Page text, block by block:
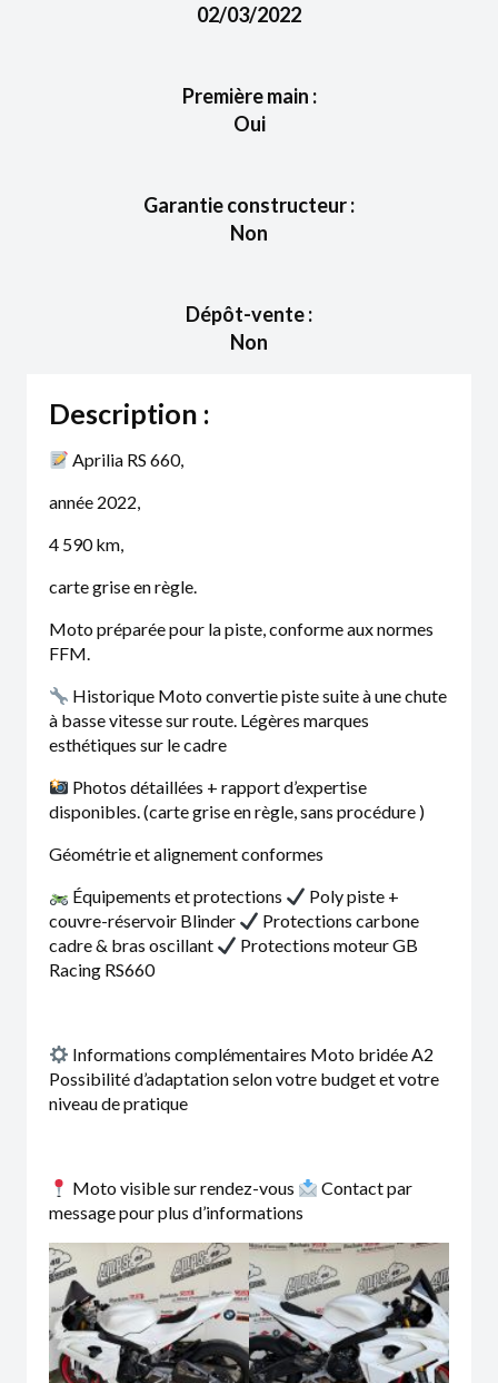
02/03/2022
Première main :
Oui
Garantie constructeur :
Non
Dépôt-vente :
Non
Description :
Aprilia RS 660,
année 2022,
4 590 km,
carte grise en règle.
Moto préparée pour la piste, conforme aux normes
FFM.
Historique Moto convertie piste suite à une chute
à basse vitesse sur route. Légères marques
esthétiques sur le cadre
Photos détaillées + rapport d’expertise
disponibles. (carte grise en règle, sans procédure )
Géométrie et alignement conformes
Équipements et protections
Poly piste +
couvre-réservoir Blinder
Protections carbone
cadre & bras oscillant
Protections moteur GB
Racing RS660
Informations complémentaires Moto bridée A2
Possibilité d’adaptation selon votre budget et votre
niveau de pratique
Moto visible sur rendez-vous
Contact par
message pour plus d’informations